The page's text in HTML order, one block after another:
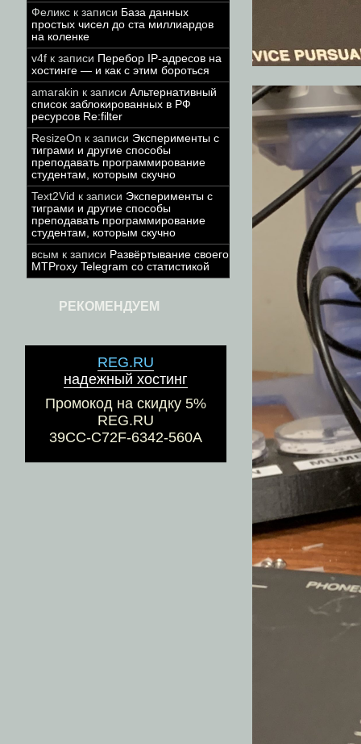
Феликс к записи База данных
простых чисел до ста миллиардов
на коленке
v4f к записи Перебор IP-адресов на
хостинге — и как с этим бороться
amarakin к записи Альтернативный
список заблокированных в РФ
ресурсов Re:filter
ResizeOn к записи Эксперименты с
тиграми и другие способы
преподавать программирование
студентам, которым скучно
Text2Vid к записи Эксперименты с
тиграми и другие способы
преподавать программирование
студентам, которым скучно
всым к записи Развёртывание своего
MTProxy Telegram со статистикой
РЕКОМЕНДУЕМ
REG.RU
надежный хостинг
Промокод на скидку 5%
REG.RU
39CC-C72F-6342-560A